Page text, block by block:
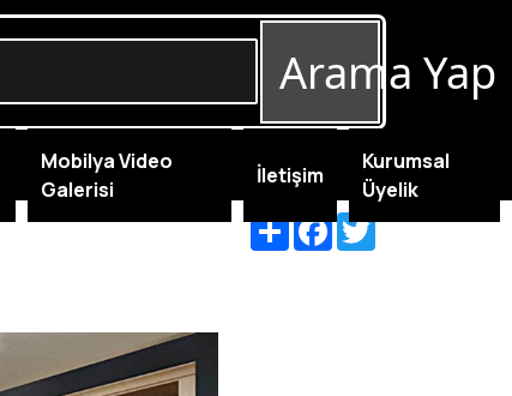
ShareFacebook
Twitter
Arama Yap
Mobilya Video
Galerisi
İletişim
Kurumsal
Üyelik